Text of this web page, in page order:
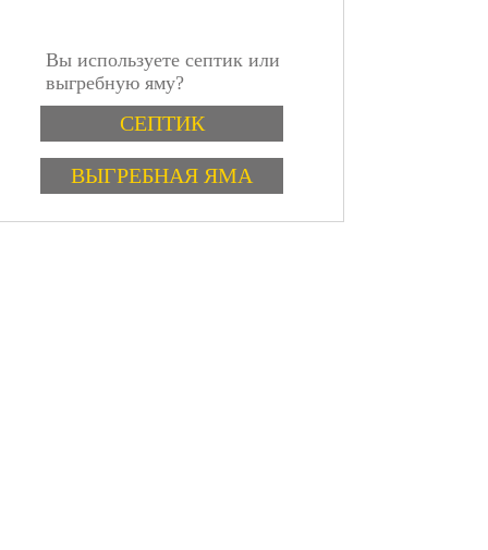
Вы используете септик или
выгребную яму?
ВариантыСЕПТИК
ВЫГРЕБНАЯ ЯМА